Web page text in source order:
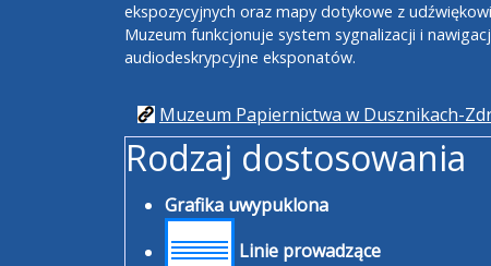
ekspozycyjnych oraz mapy dotykowe z
Muzeum funkcjonuje system sygnalizacji i
audiodeskrypcyjne eksponatów.
Muzeum Papiernictwa w Dusznikach-
Rodzaj dostosowania
Grafika uwypuklona
Linie prowadzące